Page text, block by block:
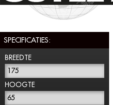
SPECIFICATIES:
BREEDTE
175
HOOGTE
65